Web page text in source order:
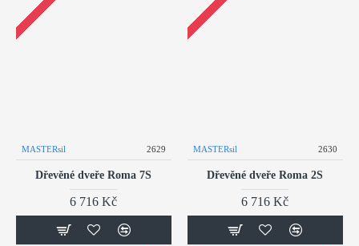
MASTERsil 2629
Dřevěné dveře Roma 7S
6 716 Kč
MASTERsil 2630
Dřevěné dveře Roma 2S
6 716 Kč